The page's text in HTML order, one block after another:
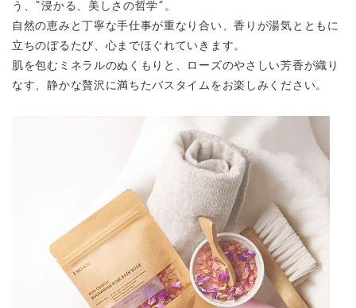
う、“浸かる、美しさの哲学”。
自然の恵みと丁寧な手仕事が重なり合い、香りが湯気とともに
立ちのぼるたび、心までほぐれていきます。
肌を包むミネラルのぬくもりと、ローズのやさしい芳香が織り
なす、静かな贅沢に満ちたバスタイムをお楽しみください。